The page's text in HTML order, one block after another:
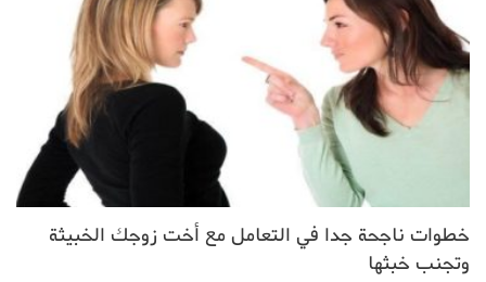
خطوات ناجحة جدا في التعامل مع أخت زوجك الخبيثة
وتجنب خبثها